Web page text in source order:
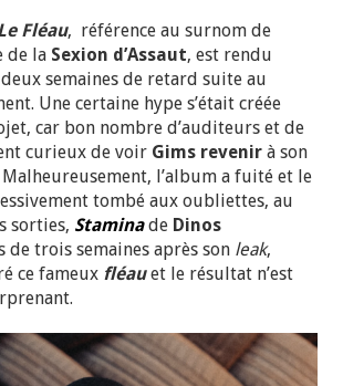
Fléau, référence au surnom de
de la Sexion d’Assaut, est rendu
semaines de retard suite au
Une certaine hype s’était créée
car bon nombre d’auditeurs et de
curieux de voir Gims revenirà son
l’album a fuité et le
tombé aux oubliettes, au
sorties, Staminade Dinos
de trois semaines après son leak,
ce fameux fléauet le résultat n’est